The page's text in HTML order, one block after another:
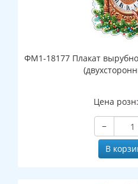
ФМ1-18177 Плакат
Цена розн:
−
В